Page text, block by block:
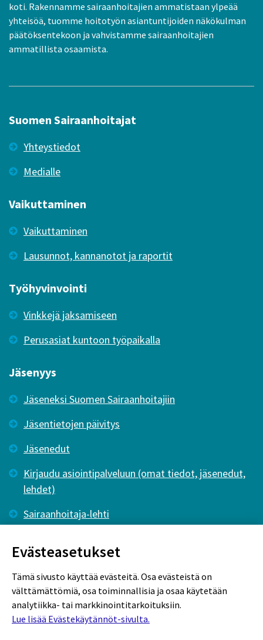
koti. Rakennamme sairaanhoitajien ammatistaan ylpeää
yhteisöä, tuomme hoitotyön asiantuntijoiden näkökulman
päätöksentekoon ja vahvistamme sairaanhoitajien
ammatillista osaamista.
Suomen Sairaanhoitajat
Yhteystiedot
Medialle
Vaikuttaminen
Vaikuttaminen
Lausunnot, kannanotot ja raportit
Työhyvinvointi
Vinkkejä jaksamiseen
Perusasiat kuntoon työpaikalla
Jäsenyys
Jäseneksi Suomen Sairaanhoitajiin
Jäsentietojen päivitys
Jäsenedut
Kirjaudu asiointipalveluun (omat tiedot, jäsenedut,
lehdet)
Sairaanhoitaja-lehti
Evästeasetukset
Tämä sivusto käyttää evästeitä. Osa evästeistä on
välttämättömiä, osa toiminnallisia ja osaa käytetään
analytiikka- tai markkinointitarkoituksiin.
Lue lisää Evästekäytännöt-sivulta.